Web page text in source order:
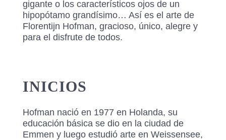
gigante o los característicos ojos de un
hipopótamo grandísimo… Así es el arte de
Florentijn Hofman, gracioso, único, alegre y
para el disfrute de todos.
INICIOS
Hofman nació en 1977 en Holanda, su
educación básica se dio en la ciudad de
Emmen y luego estudió arte en Weissensee,